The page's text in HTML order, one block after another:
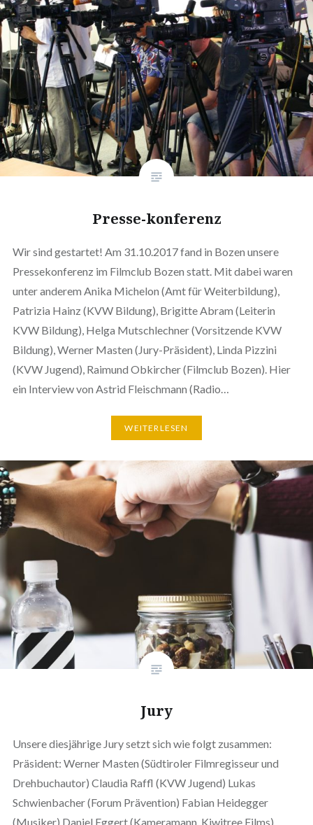
Presse-konferenz
Wir sind gestartet! Am 31.10.2017 fand in Bozen unsere
Pressekonferenz im Filmclub Bozen statt. Mit dabei waren
unter anderem Anika Michelon (Amt für Weiterbildung),
Patrizia Hainz (KVW Bildung), Brigitte Abram (Leiterin
KVW Bildung), Helga Mutschlechner (Vorsitzende KVW
Bildung), Werner Masten (Jury-Präsident), Linda Pizzini
(KVW Jugend), Raimund Obkircher (Filmclub Bozen). Hier
ein Interview von Astrid Fleischmann (Radio…
WEITERLESEN
Jury
Unsere diesjährige Jury setzt sich wie folgt zusammen:
Präsident: Werner Masten (Südtiroler Filmregisseur und
Drehbuchautor) Claudia Raffl (KVW Jugend) Lukas
Schwienbacher (Forum Prävention) Fabian Heidegger
(Musiker) Daniel Eggert (Kameramann, Kiwitree Films)